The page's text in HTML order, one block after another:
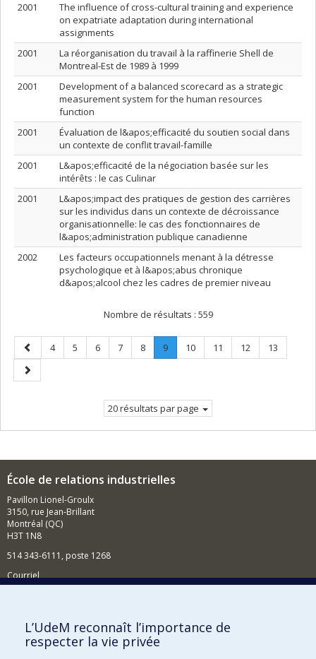
2001
The influence of cross-cultural training and experience
on expatriate adaptation during international
assignments
2001
La réorganisation du travail à la raffinerie Shell de
Montreal-Est de 1989 à 1999
2001
Development of a balanced scorecard as a strategic
measurement system for the human resources
function
2001
Évaluation de l&apos;efficacité du soutien social dans
un contexte de conflit travail-famille
2001
L&apos;efficacité de la négociation basée sur les
intérêts : le cas Culinar
2001
L&apos;impact des pratiques de gestion des carrières
sur les individus dans un contexte de décroissance
organisationnelle: le cas des fonctionnaires de
l&apos;administration publique canadienne
2002
Les facteurs occupationnels menant à la détresse
psychologique et à l&apos;abus chronique
d&apos;alcool chez les cadres de premier niveau
Nombre de résultats : 559
Page
précédente
Page
4 Page
5 Page
6 Page
7 Page
8 Page
9.
Page
Page
10 Page
11 Page
12 Page
13
Page
suivante
20 résultats par page
École de relations industrielles
Pavillon Lionel-Groulx
3150, rue Jean-Brillant
Montréal (QC)
H3T 1N8
514 343-6111, poste 1268
Courriel
Comment soutenir l'École?
BESOIN D'AIDE?
L’UdeM reconnaît l’importance de
respecter la vie privée